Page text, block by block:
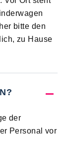
bitte den
zu Hause
der
Personal vor